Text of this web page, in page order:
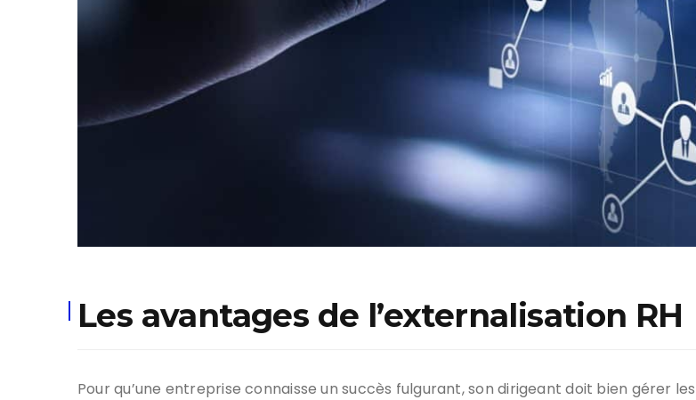
Les avantages de l’externalisation RH
Pour qu’une entreprise connaisse un succès fulgurant, son dirigeant doit bien gérer les